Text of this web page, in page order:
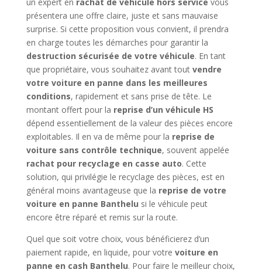
présentera une offre claire, juste et sans mauvaise
surprise. Si cette proposition vous convient, il prendra
en charge toutes les démarches pour garantir la
destruction sécurisée de votre véhicule. En tant
que propriétaire, vous souhaitez avant tout vendre
votre voiture en panne dans les meilleures
conditions, rapidement et sans prise de tête. Le
montant offert pour la reprise d’un véhicule HS
dépend essentiellement de la valeur des pièces encore
exploitables. Il en va de même pour la reprise de
voiture sans contrôle technique, souvent appelée
rachat pour recyclage en casse auto. Cette
solution, qui privilégie le recyclage des pièces, est en
général moins avantageuse que la reprise de votre
voiture en panne Banthelu si le véhicule peut
encore être réparé et remis sur la route.
Quel que soit votre choix, vous bénéficierez d’un
paiement rapide, en liquide, pour votre voiture en
panne en cash Banthelu. Pour faire le meilleur choix,